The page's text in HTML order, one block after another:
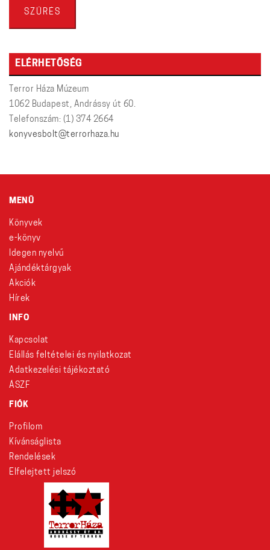
SZŰRÉS
ELÉRHETŐSÉG
Terror Háza Múzeum
1062 Budapest, Andrássy út 60.
Telefonszám: (1) 374 2664
konyvesbolt@terrorhaza.hu
MENÜ
Könyvek
e-könyv
Idegen nyelvű
Ajándéktárgyak
Akciók
Hírek
INFO
Kapcsolat
Elállás feltételei és nyilatkozat
Adatkezelési tájékoztató
ÁSZF
FIÓK
Profilom
Kívánságlista
Rendelések
Elfelejtett jelszó